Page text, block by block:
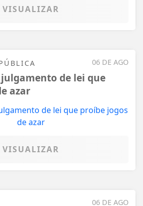
VISUALIZAR
06 DE AGO
julgamento de lei que
azar
VISUALIZAR
06 DE AGO